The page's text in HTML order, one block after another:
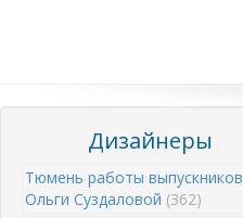
Дизайнеры
Тюмень работы выпускников
Ольги Суздаловой (362)